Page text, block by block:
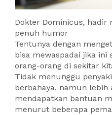
Dokter Dominicus, hadir
penuh humor
Tentunya dengan
bisa mewaspadai jika ini
orang-orang di sekitar
Tidak menunggu
berbahaya, namun lebih
mendapatkan bantuan
menurut beberapa